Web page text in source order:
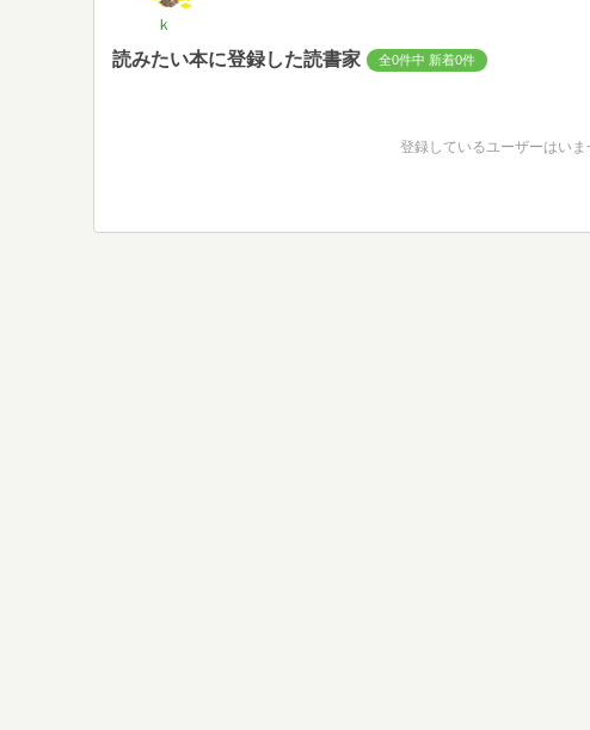
ｋ
読みたい本に登録した読書家 全0件中 新着0件
登録しているユーザーはいま